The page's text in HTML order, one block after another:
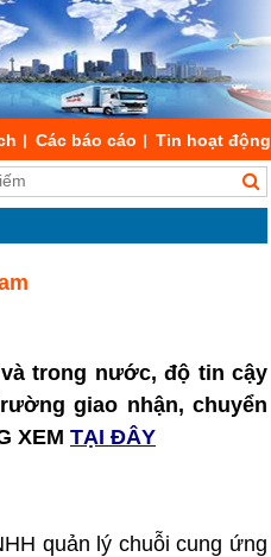
Các báo cáo Tin hoạt động
trong nước, độ tin cậy
giao nhận, chuyển
XEM TẠI ĐÂY
quản lý chuỗi cung ứng